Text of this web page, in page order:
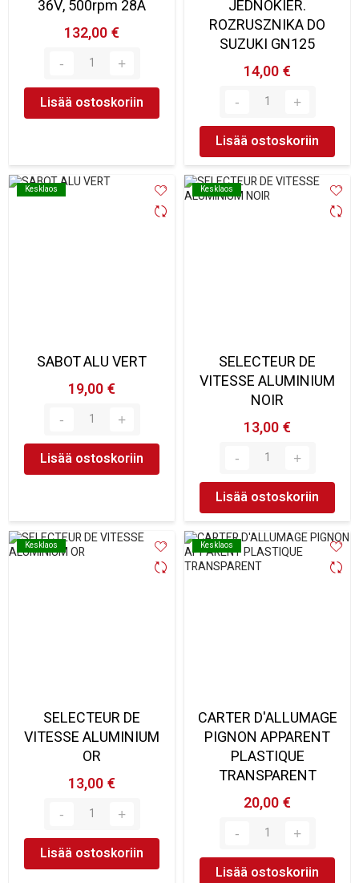
36V, 500rpm 28A
132,00 €
Lisää ostoskoriin
JEDNOKIER.
ROZRUSZNIKA DO
SUZUKI GN125
14,00 €
Lisää ostoskoriin
Kesklaos
Kesklaos
SABOT ALU VERT
19,00 €
Lisää ostoskoriin
Kesklaos
Kesklaos
SELECTEUR DE
VITESSE ALUMINIUM
NOIR
13,00 €
Lisää ostoskoriin
Kesklaos
Kesklaos
SELECTEUR DE
VITESSE ALUMINIUM
OR
13,00 €
Lisää ostoskoriin
Kesklaos
Kesklaos
CARTER D'ALLUMAGE
PIGNON APPARENT
PLASTIQUE
TRANSPARENT
20,00 €
Lisää ostoskoriin